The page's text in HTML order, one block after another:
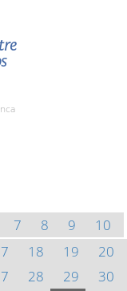
7 8 9
10
18 19
20
28 29
30